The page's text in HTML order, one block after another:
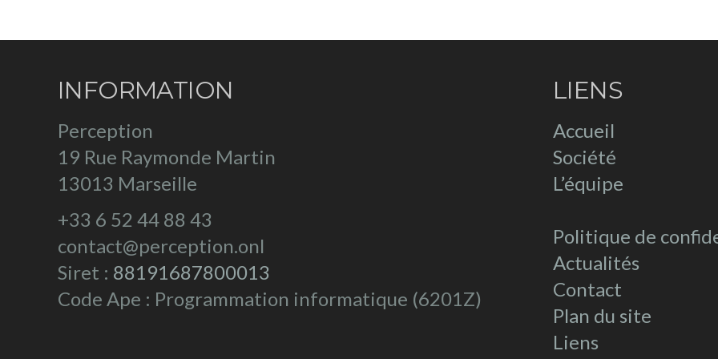
INFORMATION
Perception
19 Rue Raymonde Martin
13013 Marseille
+33 6 52 44 88 43
contact@perception.onl
Siret : 88191687800013
Code Ape : Programmation informatique (6201Z)
LIENS
Accueil
Société
L’équipe
Politique de
Actualités
Contact
Plan du site
Liens